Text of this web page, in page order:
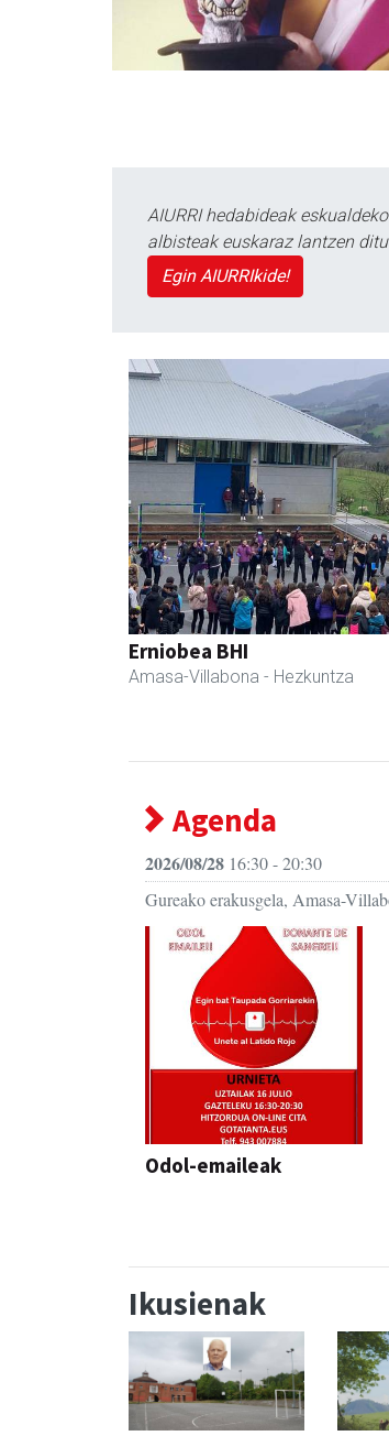
AIURRI hedabideak
albisteak euskaraz lantzen
Egin AIURRIkide!
Erniobea BHI
Amasa-Villabona - Hezkuntza
Agenda
2026/08/28 16:30 - 20:30
Gureako erakusgela, Amasa-
Odol-emaileak
Ikusienak